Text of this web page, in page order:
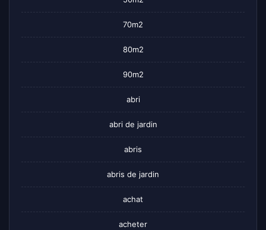
70m2
80m2
90m2
abri
abri de jardin
abris
abris de jardin
achat
acheter